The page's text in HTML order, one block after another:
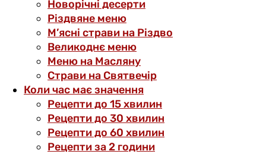
Новорічні десерти
Різдвяне меню
М’ясні страви на Різдво
Великоднє меню
Меню на Масляну
Страви на Святвечір
Коли час має значення
Рецепти до 15 хвилин
Рецепти до 30 хвилин
Рецепти до 60 хвилин
Рецепти за 2 години